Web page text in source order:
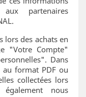
partenaires
lors des achats en
"Votre Compte"
Dans
au format PDF ou
collectées lors
nous